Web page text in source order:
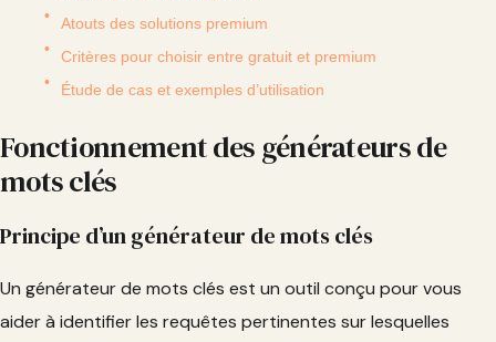
Atouts des solutions premium
Critères pour choisir entre gratuit et premium
Étude de cas et exemples d’utilisation
Fonctionnement des générateurs de
mots clés
Principe d’un générateur de mots clés
Un générateur de mots clés est un outil conçu pour vous
aider à identifier les requêtes pertinentes sur lesquelles